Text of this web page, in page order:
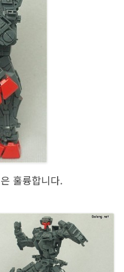
훌륭합니다.